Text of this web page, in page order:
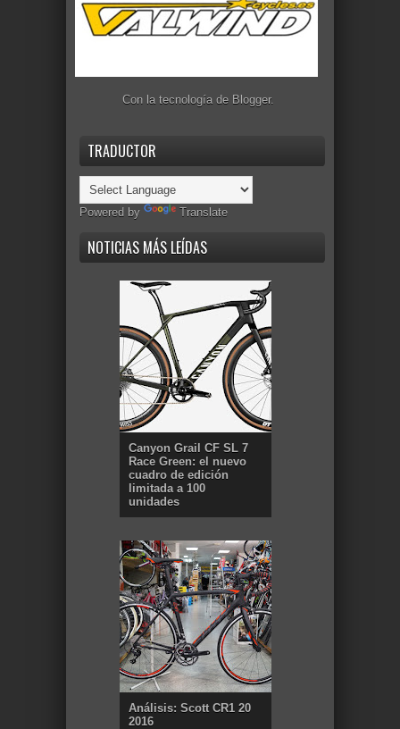
Con la tecnología de Blogger.
TRADUCTOR
Powered by Translate
NOTICIAS MÁS LEÍDAS
Canyon Grail CF SL 7
Race Green: el nuevo
cuadro de edición
limitada a 100
unidades
Análisis: Scott CR1 20
2016